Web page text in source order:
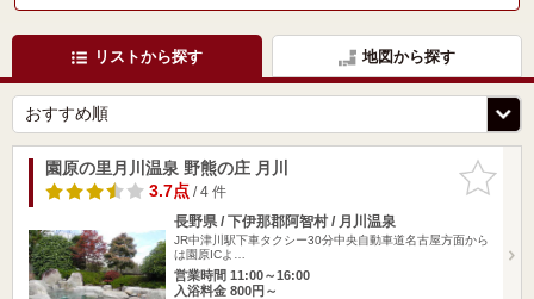
リストから探す 地図から探す
お気に入
りに追加
園原の里月川温泉 野熊の庄 月川
3.7点/ 4 件
長野県 / 下伊那郡阿智村 / 月川温泉
JR中津川駅下車タクシー30分中央自動車道名古屋方面から
は園原ICよ…
営業時間 11:00～16:00
入浴料金 800円～